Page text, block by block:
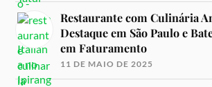
Restaurante com Culinária
Destaque em São Paulo e
em Faturamento
11 DE MAIO DE 2025